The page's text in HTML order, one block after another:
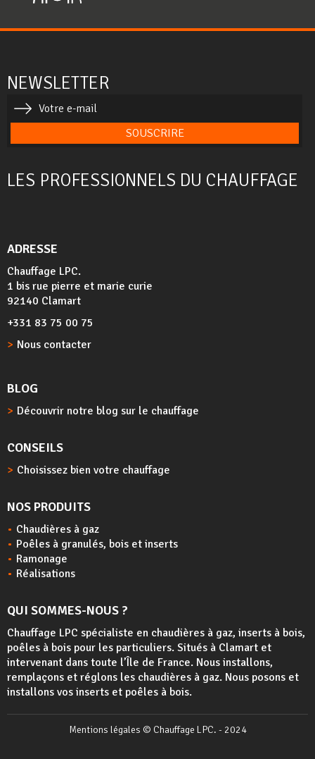
NEWSLETTER
SOUSCRIRE
LES PROFESSIONNELS DU CHAUFFAGE
ADRESSE
Chauffage LPC.
1 bis rue pierre et marie curie
92140 Clamart
+331 83 75 00 75
Nous contacter
BLOG
Découvrir notre blog sur le chauffage
CONSEILS
Choisissez bien votre chauffage
NOS PRODUITS
Chaudières à gaz
Poêles à granulés, bois et inserts
Ramonage
Réalisations
QUI SOMMES-NOUS ?
Chauffage LPC spécialiste en chaudières à gaz, inserts à bois,
poêles à bois pour les particuliers. Situés à Clamart et
intervenant dans toute l’Île de France. Nous installons,
remplaçons et réglons les chaudières à gaz. Nous posons et
installons vos inserts et poêles à bois.
Mentions légales © Chauffage LPC. - 2024